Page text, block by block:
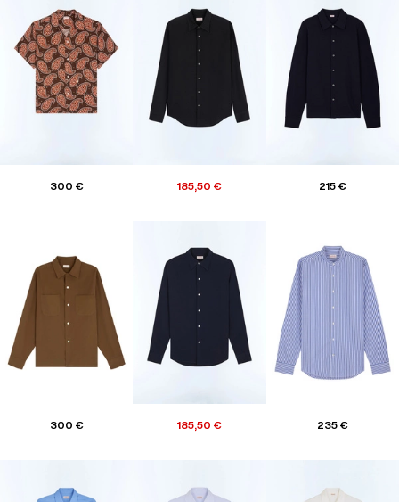
300 € 185,50 € 215 €
300 € 185,50 € 235 €